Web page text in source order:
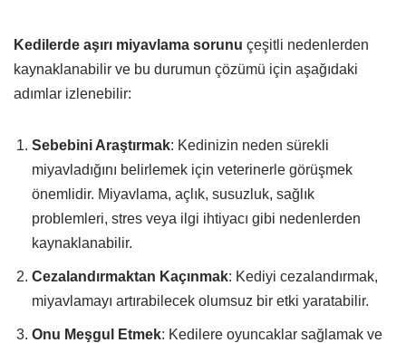
Kedilerde aşırı miyavlama sorunu çeşitli nedenlerden
kaynaklanabilir ve bu durumun çözümü için aşağıdaki
adımlar izlenebilir:
Sebebini Araştırmak: Kedinizin neden sürekli
miyavladığını belirlemek için veterinerle görüşmek
önemlidir. Miyavlama, açlık, susuzluk, sağlık
problemleri, stres veya ilgi ihtiyacı gibi nedenlerden
kaynaklanabilir.
Cezalandırmaktan Kaçınmak: Kediyi cezalandırmak,
miyavlamayı artırabilecek olumsuz bir etki yaratabilir.
Onu Meşgul Etmek: Kedilere oyuncaklar sağlamak ve